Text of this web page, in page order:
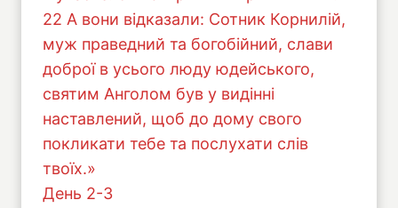
22 А вони відказали: Сотник Корнилій,
муж праведний та богобійний, слави
доброї в усього люду юдейського,
святим Анголом був у видінні
наставлений, щоб до дому свого
покликати тебе та послухати слів
твоїх.»
День 2-3